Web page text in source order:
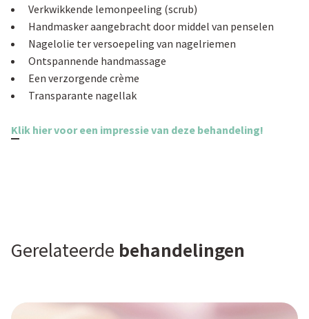
Verkwikkende lemonpeeling (scrub)
Handmasker aangebracht door middel van penselen
Nagelolie ter versoepeling van nagelriemen
Ontspannende handmassage
Een verzorgende crème
Transparante nagellak
Klik hier voor een impressie van deze behandeling!
Gerelateerde behandelingen